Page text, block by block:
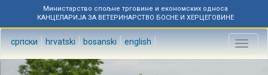
Министарство спољне трговине и економских односа
КАНЦЕЛАРИЈА ЗА ВЕТЕРИНАРСТВО БОСНЕ И ХЕРЦЕГОВИНЕ
српски hrvatski bosanski english
Toggle